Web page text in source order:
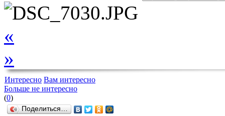
«
»
Интересно Вам интересно
Больше не интересно
(0)
Поделиться…